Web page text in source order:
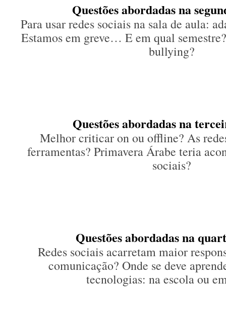
Questões abordadas na
Para usar redes sociais na sala de aula:
Estamos em greve… E em qual
bullying?
Questões abordadas na
Melhor criticar on ou offline? As
ferramentas? Primavera Árabe teria
sociais?
Questões abordadas na
Redes sociais acarretam maior
comunicação? Onde se deve
tecnologias: na escola ou